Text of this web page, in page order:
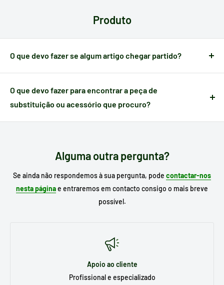
verificar o seu método de pagamento antes de efetuar a sua
Produto
O que devo fazer se algum artigo chegar partido?
Quando um artigo apresenta algum defeito causado no
transporte,dispõe de 24 horas a partir do momento da
receção
para nos notificar e poder gerir a ocorrência.
O que devo fazer para encontrar a peça de
substituição ou acessório que procuro?
Escreva no motor de busca do nosso site omodelo do seu
Alguma outra pergunta?
Se ainda não respondemos à sua pergunta, pode contactar-nos
nesta páginae entraremos em contacto consigo o mais breve
possível.
Apoio ao cliente
Profissional e especializado